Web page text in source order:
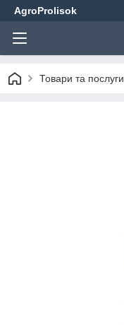
AgroProlisok
Товари та послуги